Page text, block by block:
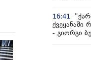
16:41
ქვეყანაში
- გიორგი